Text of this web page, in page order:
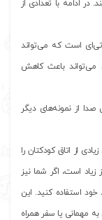
ادامه با تعدادی از
است که می‌تواند
باعث کاهش
از نمونه‌های دیگر
از اتاق کودکتان را
زیاد است، اگر شما نیز
خود استفاده کنید. این
مهمانی یا سفر همراه